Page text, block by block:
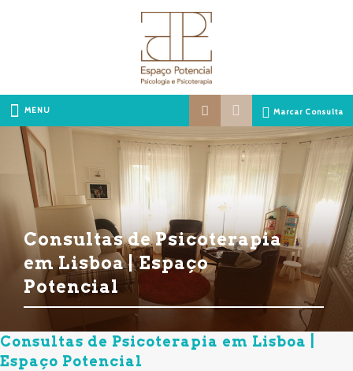
MENU Marcar Consulta
Consultas de Psicoterapia
em Lisboa | Espaço
Potencial
Consultas de Psicoterapia em Lisboa |
Espaço Potencial